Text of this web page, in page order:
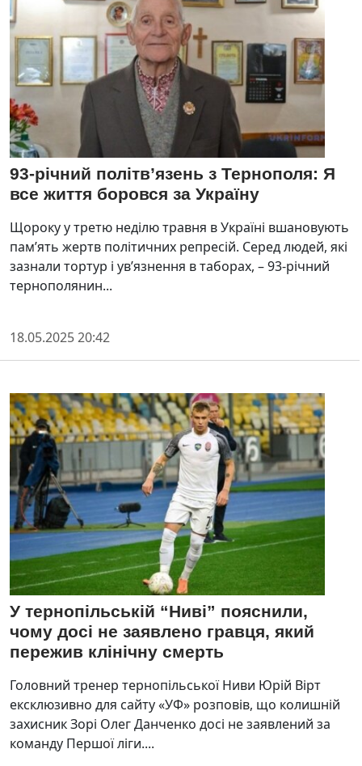
93-річний політв’язень з Тернополя: Я
все життя боровся за Україну
Щороку у третю неділю травня в Україні вшановують
пам’ять жертв політичних репресій. Серед людей, які
зазнали тортур і ув’язнення в таборах, – 93-річний
тернополянин...
18.05.2025 20:42
У тернопільській “Ниві” пояснили,
чому досі не заявлено гравця, який
пережив клінічну смерть
Головний тренер тернопільської Ниви Юрій Вірт
ексклюзивно для сайту «УФ» розповів, що колишній
захисник Зорі Олег Данченко досі не заявлений за
команду Першої ліги....